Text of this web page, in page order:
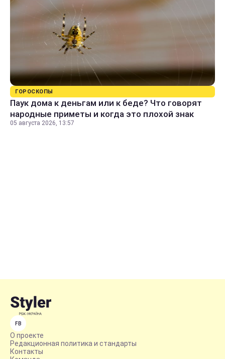
ГОРОСКОПЫ
Паук дома к деньгам или к беде? Что говорят
народные приметы и когда это плохой знак
05 августа 2026, 13:57
FB
О проекте
Редакционная политика и стандарты
Контакты